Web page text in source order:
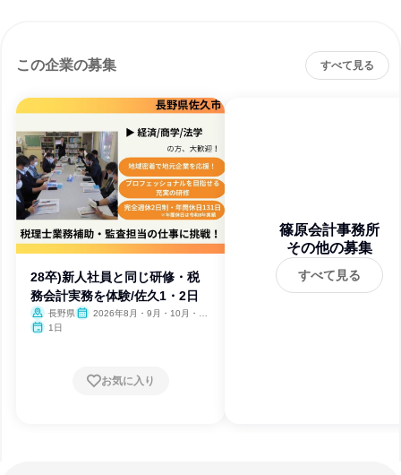
この企業の募集 すべて見る
28卒)新人社員と同じ研修・税
務会計実務を体験/佐久1・2日
長野県
2026年8月・9月・10月・11
1日
お気に入り
篠原会計事務所
その他の募集
すべて見る